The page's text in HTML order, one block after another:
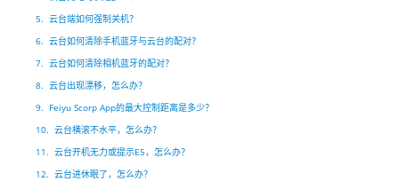
Vimble 3 SE
VLOG pocket2
Vimble One
飞宇蝎子Mini 3 Pro
飞宇蝎子 2
飞宇蝎子-Mini
Feiyu Pocket 2S
Feiyu Pocket
Vimble 2A
云台教学
5. 云台端如何强制关机？
6. 云台如何清除手机蓝牙与云台的配对？
7. 云台如何清除相机蓝牙的配对？
8. 云台出现漂移，怎么办？
9. Feiyu Scorp App的最大控制距离是多少？
10. 云台横滚不水平，怎么办？
11. 云台开机无力或提示E5，怎么办？
12. 云台进休眠了，怎么办？